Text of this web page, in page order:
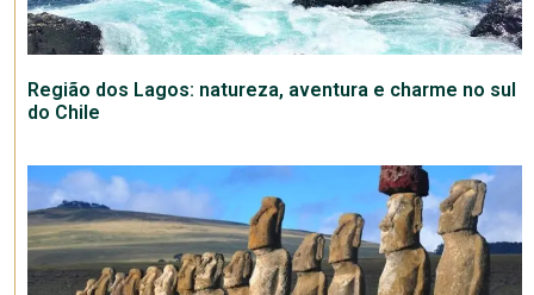
Região dos Lagos: natureza, aventura e charme no sul
do Chile